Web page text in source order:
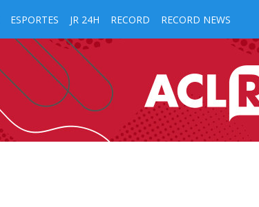
ESPORTES JR 24H RECORD RECORD NEWS